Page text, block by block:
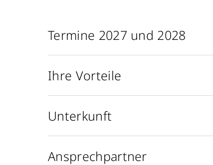
Termine 2027 und 2028
Ihre Vorteile
Unterkunft
Ansprechpartner